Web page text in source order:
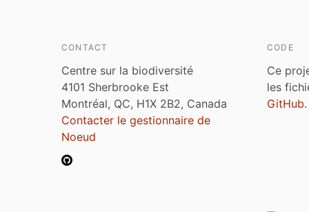
CONTACT
Centre sur la biodiversité
4101 Sherbrooke Est
Montréal, QC, H1X 2B2, Canada
Contacter le gestionnaire de
Noeud
CODE
Ce
les
GitHub.